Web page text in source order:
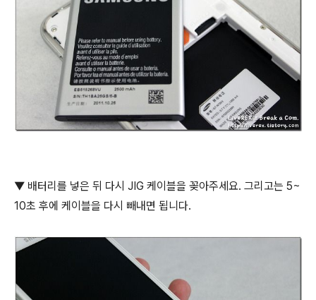
▼ 배터리를 넣은 뒤 다시 JIG 케이블을 꽂아주세요. 그리고는 5~
10초 후에 케이블을 다시 빼내면 됩니다.